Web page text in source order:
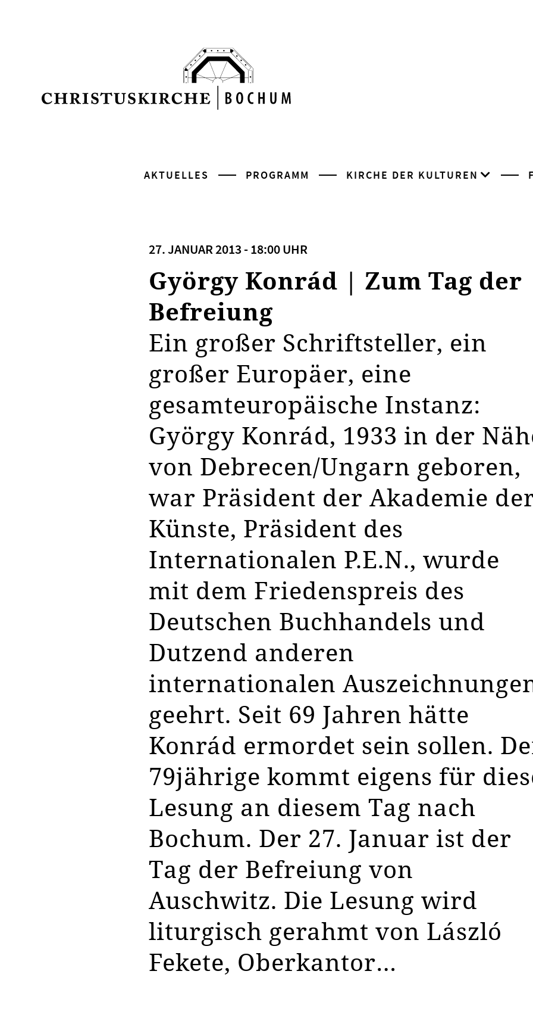
AKTUELLES PROGRAMM KIRCHE DER KULTUREN
27. JANUAR 2013 - 18:00 UHR
György Konrád | Zum Tag der
Befreiung
Ein großer Schriftsteller, ein
großer Europäer, eine
gesamteuropäische Instanz:
György Konrád, 1933 in der
von Debrecen/Ungarn geboren,
war Präsident der Akademie
Künste, Präsident des
Internationalen P.E.N., wurde
mit dem Friedenspreis des
Deutschen Buchhandels und
Dutzend anderen
internationalen
geehrt. Seit 69 Jahren hätte
Konrád ermordet sein sollen.
79jährige kommt eigens für
Lesung an diesem Tag nach
Bochum. Der 27. Januar ist der
Tag der Befreiung von
Auschwitz. Die Lesung wird
liturgisch gerahmt von László
Fekete, Oberkantor…